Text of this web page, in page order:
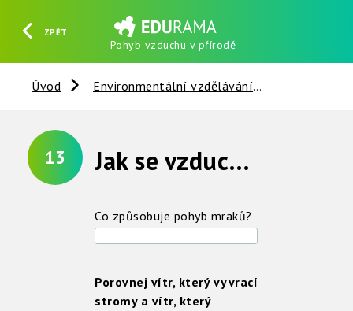
ZPĚT
Pohyb vzduchu v přírodě
HLEDAT REGISTROVAT PŘIHLÁSIT SE
Úvod Environmentální vzdělávání
13 Jak se vzduch pohybuje v přírodě ?
Co způsobuje pohyb mraků?
Porovnej vítr, který vyvrací
stromy a vítr, který